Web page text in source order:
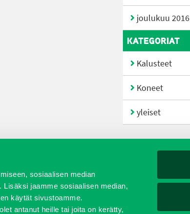
sosiaalisen median
jaamme sosiaalisen median,
käytät sivustoamme.
antanut heille tai joita on kerätty,
joulukuu 2016
KATEGORIAT
Kalusteet
Koneet
yleiset
Jälleenmyyjät